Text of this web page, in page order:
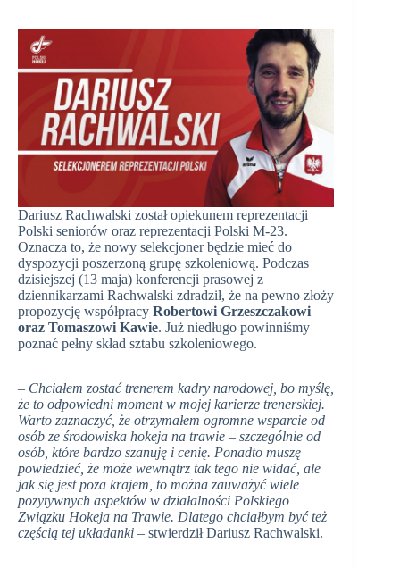
Dariusz Rachwalski został opiekunem reprezentacji
Polski seniorów oraz reprezentacji Polski M-23.
Oznacza to, że nowy selekcjoner będzie mieć do
dyspozycji poszerzoną grupę szkoleniową. Podczas
dzisiejszej (13 maja) konferencji prasowej z
dziennikarzami Rachwalski zdradził, że na pewno złoży
propozycję współpracy Robertowi Grzeszczakowi
oraz Tomaszowi Kawie. Już niedługo powinniśmy
poznać pełny skład sztabu szkoleniowego.
– Chciałem zostać trenerem kadry narodowej, bo myślę,
że to odpowiedni moment w mojej karierze trenerskiej.
Warto zaznaczyć, że otrzymałem ogromne wsparcie od
osób ze środowiska hokeja na trawie – szczególnie od
osób, które bardzo szanuję i cenię. Ponadto muszę
powiedzieć, że może wewnątrz tak tego nie widać, ale
jak się jest poza krajem, to można zauważyć wiele
pozytywnych aspektów w działalności Polskiego
Związku Hokeja na Trawie. Dlatego chciałbym być też
częścią tej układanki – stwierdził Dariusz Rachwalski.